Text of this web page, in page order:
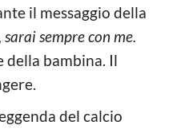
il messaggio della
sempre con me.
della bambina. Il
del calcio